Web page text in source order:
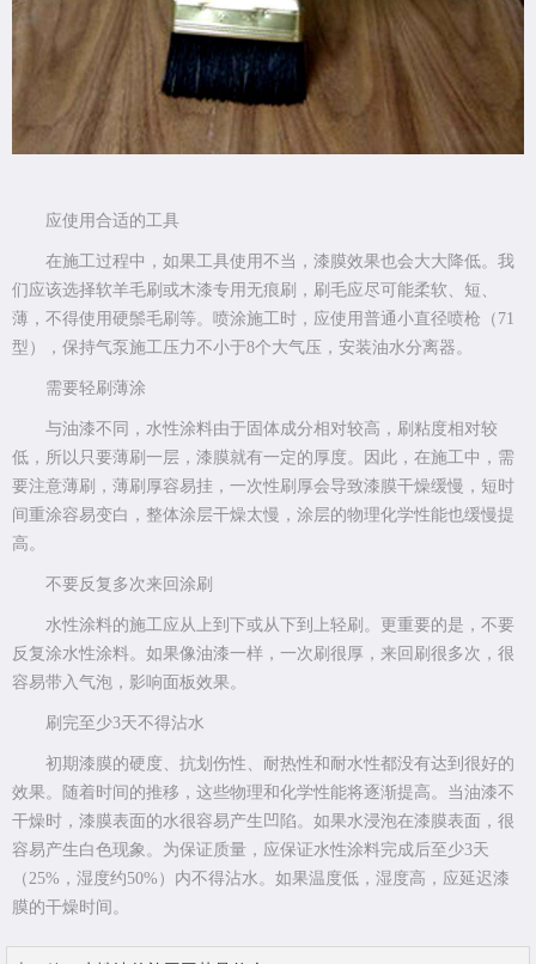
应使用合适的工具
在施工过程中，如果工具使用不当，漆膜效果也会大大降低。我
们应该选择软羊毛刷或木漆专用无痕刷，刷毛应尽可能柔软、短、
薄，不得使用硬鬃毛刷等。喷涂施工时，应使用普通小直径喷枪（71
型），保持气泵施工压力不小于8个大气压，安装油水分离器。
需要轻刷薄涂
与油漆不同，水性涂料由于固体成分相对较高，刷粘度相对较
低，所以只要薄刷一层，漆膜就有一定的厚度。因此，在施工中，需
要注意薄刷，薄刷厚容易挂，一次性刷厚会导致漆膜干燥缓慢，短时
间重涂容易变白，整体涂层干燥太慢，涂层的物理化学性能也缓慢提
高。
不要反复多次来回涂刷
水性涂料的施工应从上到下或从下到上轻刷。更重要的是，不要
反复涂水性涂料。如果像油漆一样，一次刷很厚，来回刷很多次，很
容易带入气泡，影响面板效果。
刷完至少3天不得沾水
初期漆膜的硬度、抗划伤性、耐热性和耐水性都没有达到很好的
效果。随着时间的推移，这些物理和化学性能将逐渐提高。当油漆不
干燥时，漆膜表面的水很容易产生凹陷。如果水浸泡在漆膜表面，很
容易产生白色现象。为保证质量，应保证水性涂料完成后至少3天
（25%，湿度约50%）内不得沾水。如果温度低，湿度高，应延迟漆
膜的干燥时间。